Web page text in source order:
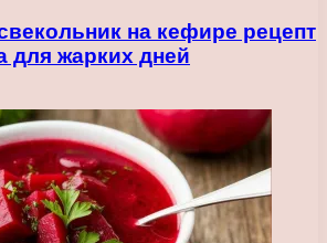
на кефире рецепт
для жарких дней